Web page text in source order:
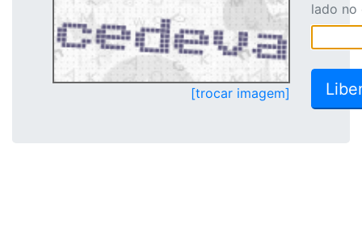
[trocar imagem]
lado no